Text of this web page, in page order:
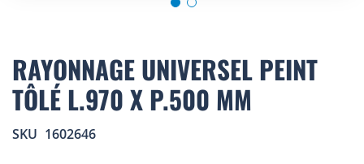
to
the
beginning
images
RAYONNAGE UNIVERSEL PEINT
TÔLÉ L.970 X P.500 MM
SKU 1602646